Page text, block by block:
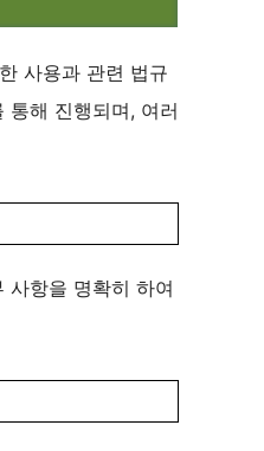
사용과 관련 법규
통해 진행되며, 여러
사항을 명확히 하여